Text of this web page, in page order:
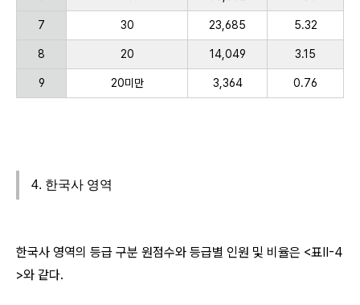
7 30 23,685 5.32
8 20 14,049 3.15
9 20미만 3,364 0.76
4. 한국사 영역
한국사 영역의 등급 구분 원점수와 등급별 인원 및 비율은 <표Ⅱ-4
>와 같다.